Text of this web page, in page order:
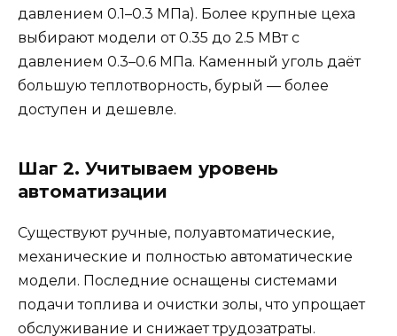
давлением 0.1–0.3 МПа). Более крупные цеха
выбирают модели от 0.35 до 2.5 МВт с
давлением 0.3–0.6 МПа. Каменный уголь даёт
большую теплотворность, бурый — более
доступен и дешевле.
Шаг 2. Учитываем уровень
автоматизации
Существуют ручные, полуавтоматические,
механические и полностью автоматические
модели. Последние оснащены системами
подачи топлива и очистки золы, что упрощает
обслуживание и снижает трудозатраты.